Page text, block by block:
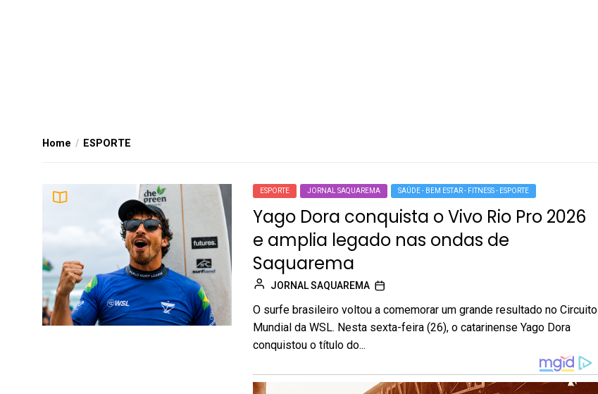
Home ESPORTE
ESPORTE JORNAL SAQUAREMA SAÚDE - BEM ESTAR - FITNESS - ESPORTE
Yago Dora conquista o Vivo Rio Pro 2026
e amplia legado nas ondas de
Saquarema
JORNAL SAQUAREMA
O surfe brasileiro voltou a comemorar um grande resultado no Circuito
Mundial da WSL. Nesta sexta-feira (26), o catarinense Yago Dora
conquistou o título do...